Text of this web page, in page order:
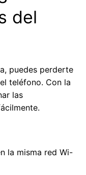
del
puedes perderte
teléfono. Con la
las
la misma red Wi-